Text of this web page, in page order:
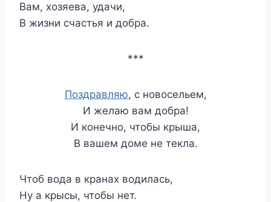
Вам, хозяева, удачи,
В жизни счастья и добра.
***
Поздравляю, с новосельем,
И желаю вам добра!
И конечно, чтобы крыша,
В вашем доме не текла.
Чтоб вода в кранах водилась,
Ну а крысы, чтобы нет.